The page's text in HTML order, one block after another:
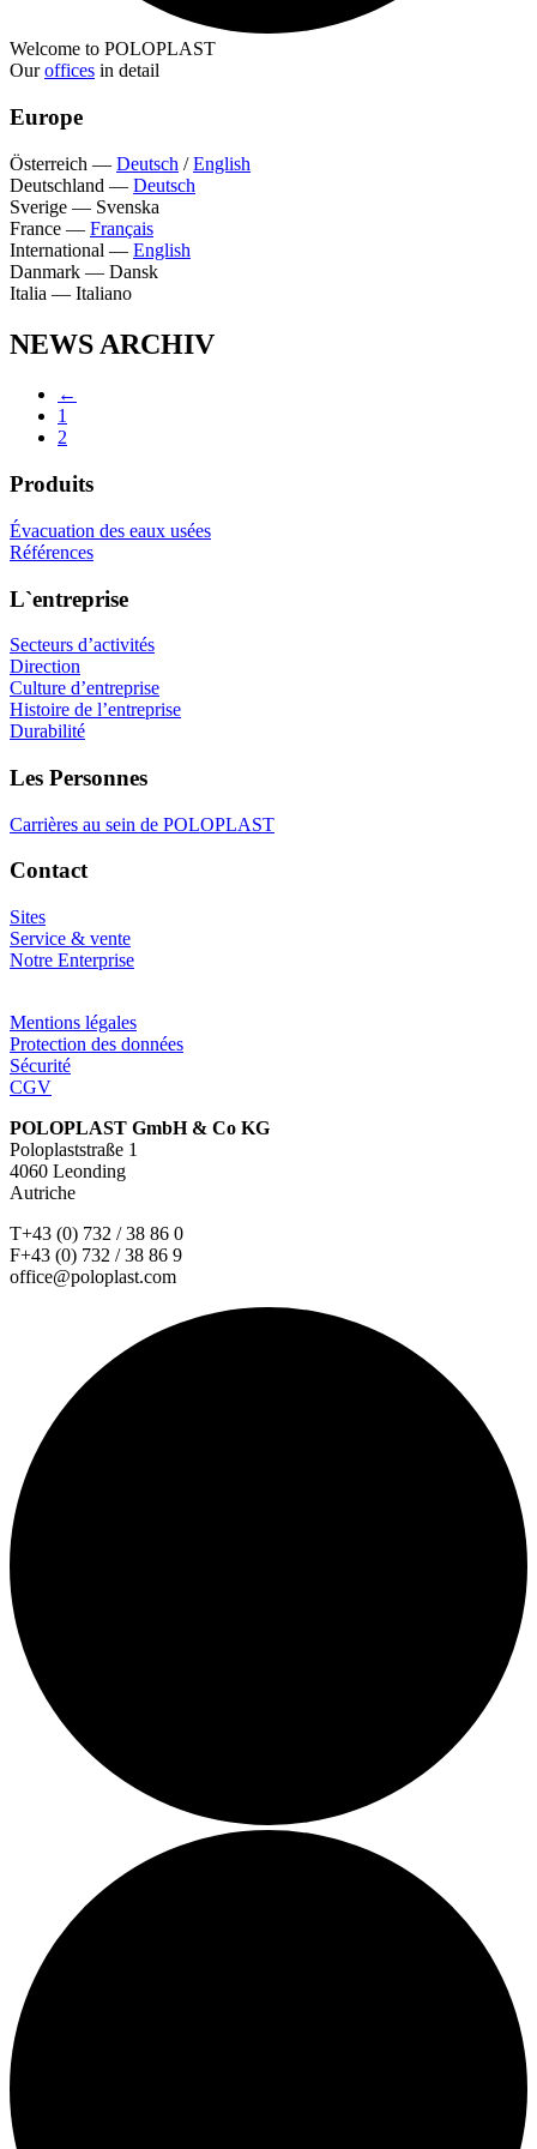
Welcome to POLOPLAST
Ouroffices in detail
Europe
Österreich — Deutsch /English
Deutschland — Deutsch
Sverige — Svenska
France — Français
International — English
Danmark — Dansk
Italia — Italiano
NEWS ARCHIV
←
1
2
Produits
Évacuation des eaux usées
Références
L`entreprise
Secteurs d’activités
Direction
Culture d’entreprise
Histoire de l’entreprise
Durabilité
Les Personnes
Carrières au sein de POLOPLAST
Contact
Sites
Service & vente
Notre Enterprise
Mentions légales
Protection des données
Sécurité
CGV
POLOPLAST GmbH & Co KG
Poloplaststraße 1
4060 Leonding
Autriche
T+43 (0) 732 / 38 86 0
F+43 (0) 732 / 38 86 9
office@poloplast.com